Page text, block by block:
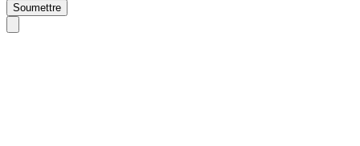
Soumettre